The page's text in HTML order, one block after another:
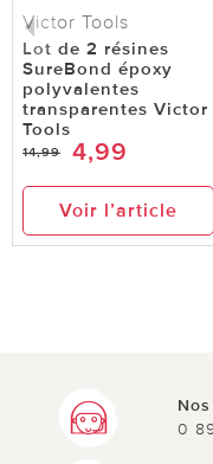
Victor Tools
Lot de 2 résines
SureBond époxy
polyvalentes
transparentes Victor
Tools
14,99 4,99
Voir l’article
0